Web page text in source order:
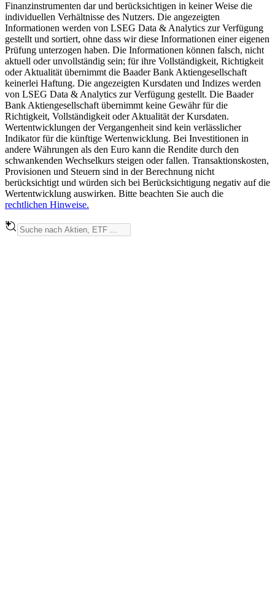
Finanzinstrumenten dar und berücksichtigen in keiner Weise die
individuellen Verhältnisse des Nutzers. Die angezeigten
Informationen werden von LSEG Data & Analytics zur Verfügung
gestellt und sortiert, ohne dass wir diese Informationen einer eigenen
Prüfung unterzogen haben. Die Informationen können falsch, nicht
aktuell oder unvollständig sein; für ihre Vollständigkeit, Richtigkeit
oder Aktualität übernimmt die Baader Bank Aktiengesellschaft
keinerlei Haftung. Die angezeigten Kursdaten und Indizes werden
von LSEG Data & Analytics zur Verfügung gestellt. Die Baader
Bank Aktiengesellschaft übernimmt keine Gewähr für die
Richtigkeit, Vollständigkeit oder Aktualität der Kursdaten.
Wertentwicklungen der Vergangenheit sind kein verlässlicher
Indikator für die künftige Wertenwicklung. Bei Investitionen in
andere Währungen als den Euro kann die Rendite durch den
schwankenden Wechselkurs steigen oder fallen. Transaktionskosten,
Provisionen und Steuern sind in der Berechnung nicht
berücksichtigt und würden sich bei Berücksichtigung negativ auf die
Wertentwicklung auswirken. Bitte beachten Sie auch die
rechtlichen Hinweise.